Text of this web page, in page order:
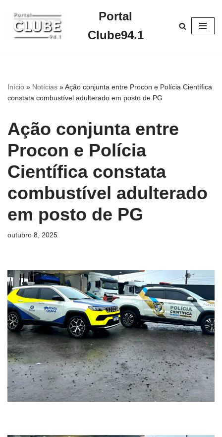
Pular
para
Portal
Clube94.1
Início » Notícias »Ação conjunta entre Procon e Polícia Científica
constata combustível adulterado em posto de PG
Ação conjunta entre
Procon e Polícia
Científica constata
combustível adulterado
em posto de PG
outubro 8, 2025